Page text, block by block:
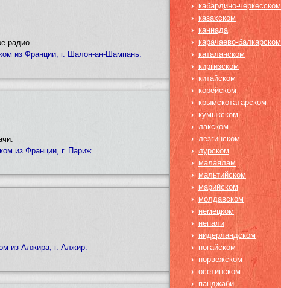
радио.
из Франции, г. Шалон-ан-Шампань.
из Франции, г. Париж.
из Алжира, г. Алжир.
› кабардино-черкесском
› казахском
› каннада
› карачаево-балкарском
› каталанском
› киргизском
› китайском
› корейском
› крымскотатарском
› кумыкском
› лакском
› лезгинском
› лурском
› малаялам
› мальтийском
› марийском
› молдавском
› немецком
› непали
› нидерландском
› ногайском
› норвежском
› осетинском
› панджаби